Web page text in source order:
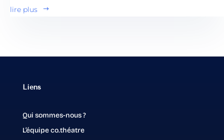
lire plus
Liens
Qui sommes-nous ?
L’équipe co.théatre